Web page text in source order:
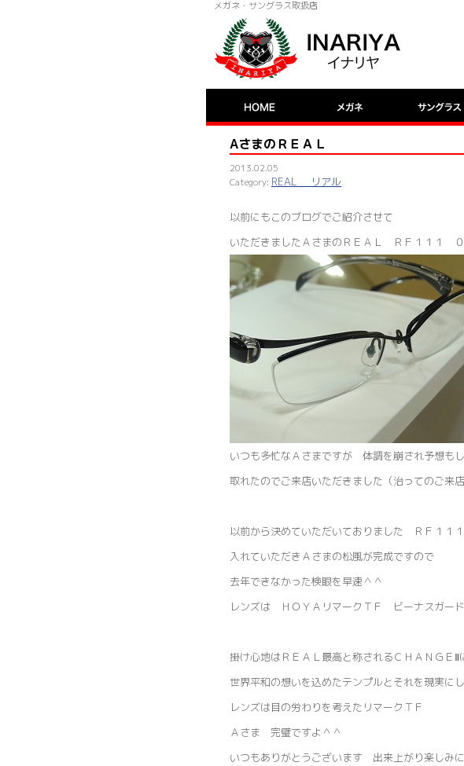
メガネ・サングラス取扱店
AさまのＲＥＡＬ
2013.02.05
REAL リアル
以前にもこのブログでご紹介させて
いただきましたＡさまのＲＥＡＬ ＲＦ１１１
いつも多忙なＡさまですが 体調を崩され予想も
取れたのでご来店いただきました（治ってのご来店
以前から決めていただいておりました ＲＦ１１
入れていただきＡさまの松風が完成ですので
去年できなかった検眼を早速＾＾
レンズは ＨＯＹＡリマークＴＦ ビーナスガー
掛け心地はＲＥＡＬ最高と称されるＣＨＡＮＧＥⅡ
世界平和の想いを込めたテンプルとそれを現実に
レンズは目の労わりを考えたリマークＴＦ
Ａさま 完璧ですよ＾＾
いつもありがとうございます 出来上がり楽しみ